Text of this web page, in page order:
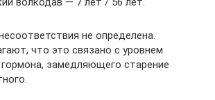
не определена.
что это связано с уровнем
замедляющего старение